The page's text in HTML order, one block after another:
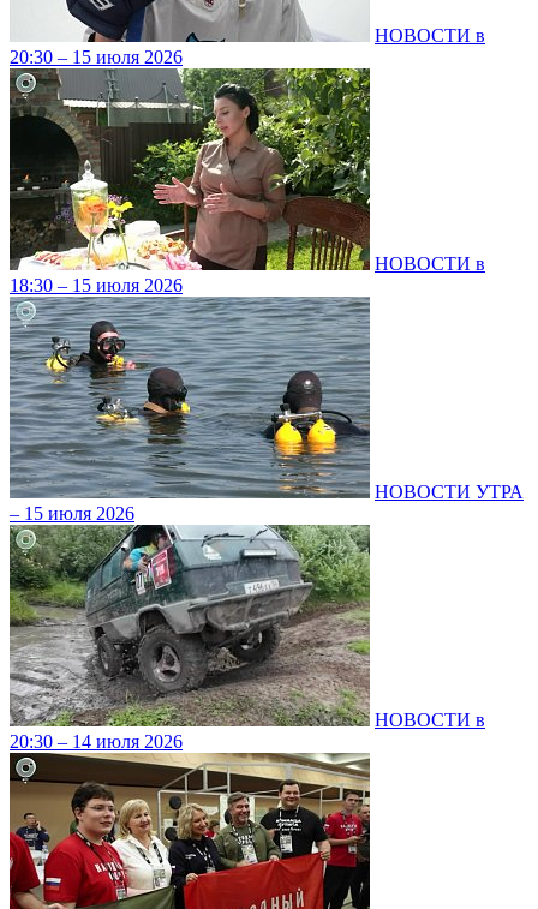
НОВОСТИ в
20:30 – 15 июля 2026
НОВОСТИ в
18:30 – 15 июля 2026
НОВОСТИ УТРА
– 15 июля 2026
НОВОСТИ в
20:30 – 14 июля 2026